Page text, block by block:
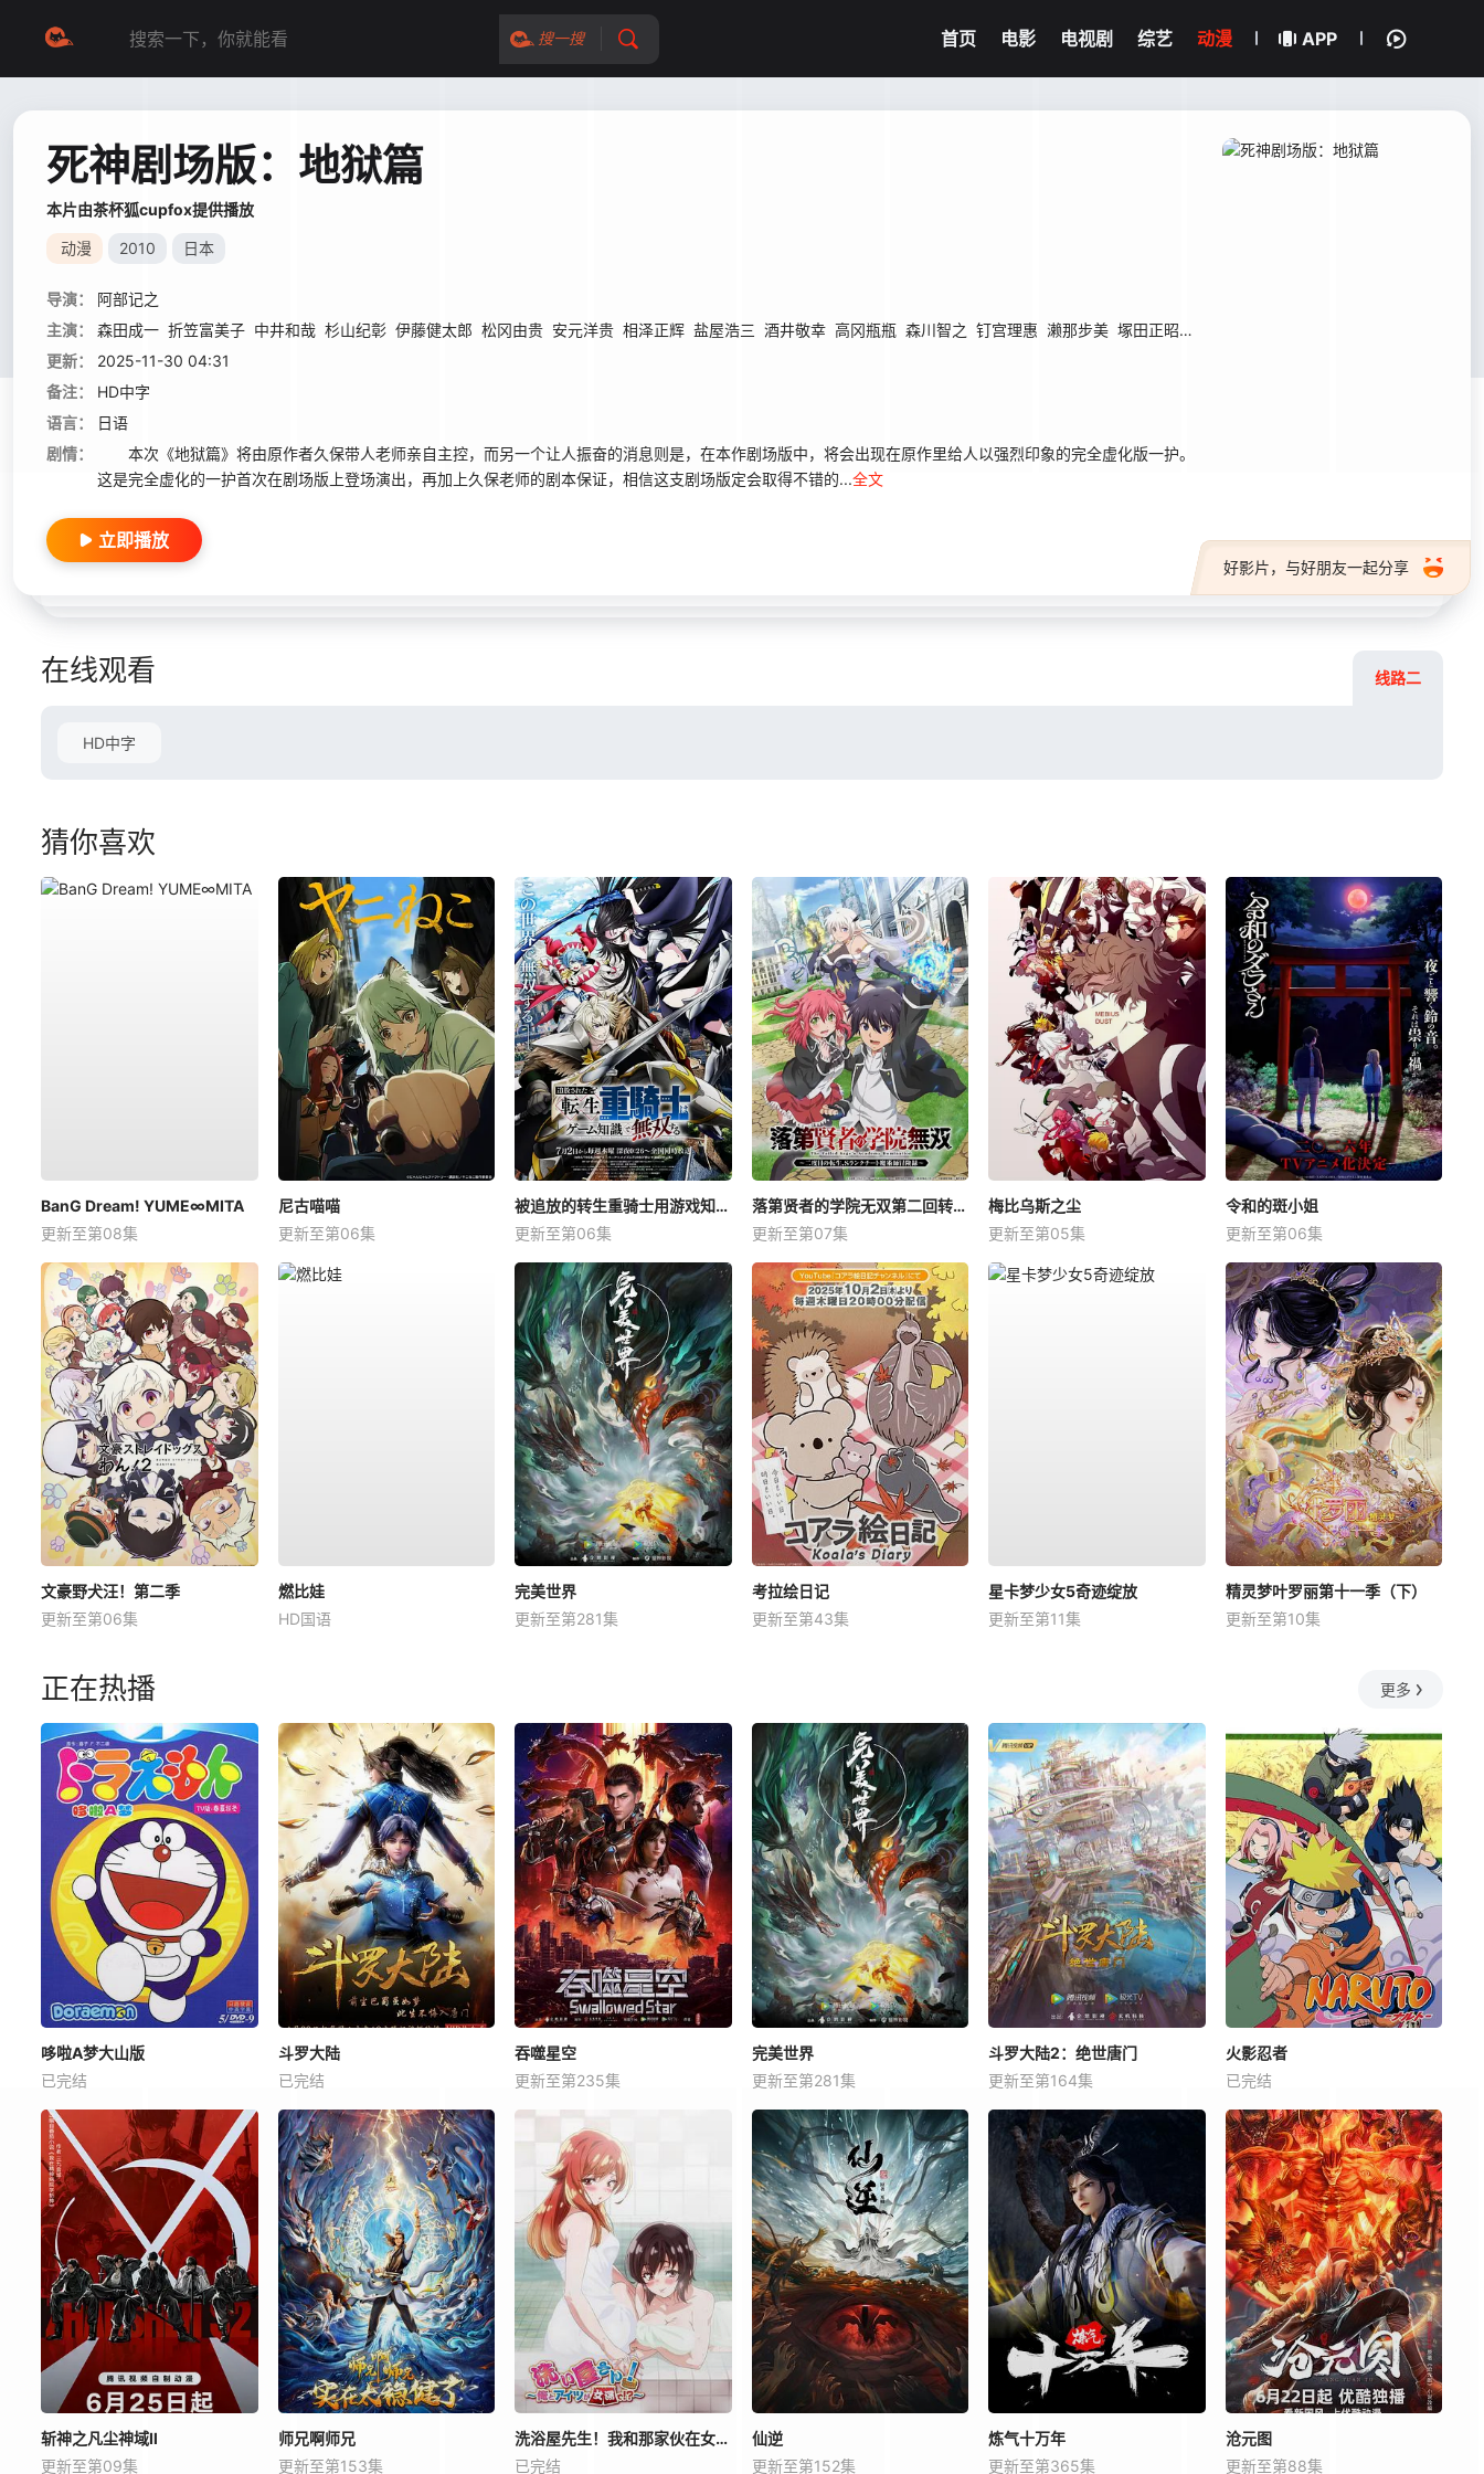
搜一搜 首页 电影 电视剧 综艺 动漫 APP
死神剧场版：地狱篇
本片由茶杯狐cupfox提供播放
动漫 2010 日本
导演：
阿部记之
主演：
森田成一 折笠富美子 中井和哉 杉山纪彰 伊藤健太郎 松冈由贵 安元洋贵 相泽正辉 盐屋浩三 酒井敬幸 高冈瓶瓶 森川智之 钉宫理惠 濑那步美 塚田正昭 置鲇龙太郎
更新：
2025-11-30 04:31
备注：
HD中字
语言：
日语
剧情：
本次《地狱篇》将由原作者久保带人老师亲自主控，而另一个让人振奋的消息则是，在本作剧场版中，将会出现在原作里给人以强烈印象的完全虚化版一护。
这是完全虚化的一护首次在剧场版上登场演出，再加上久保老师的剧本保证，相信这支剧场版定会取得不错的...全文
好影片，与好朋友一起分享
立即播放
在线观看 线路二
HD中字
猜你喜欢
BanG Dream! YUME∞MITA
更新至第08集
尼古喵喵
更新至第06集
被追放的转生重骑士用游戏知识开无双
更新至第06集
落第贤者的学院无双第二回转生，S等级作弊魔术师冒险记
更新至第07集
梅比乌斯之尘
更新至第05集
令和的斑小姐
更新至第06集
文豪野犬汪！第二季
更新至第06集
燃比娃
HD国语
完美世界
更新至第281集
考拉绘日记
更新至第43集
星卡梦少女5奇迹绽放
更新至第11集
精灵梦叶罗丽第十一季（下）
更新至第10集
正在热播 更多
哆啦A梦大山版
已完结
斗罗大陆
已完结
吞噬星空
更新至第235集
完美世界
更新至第281集
斗罗大陆2：绝世唐门
更新至第164集
火影忍者
已完结
斩神之凡尘神域Ⅱ
更新至第09集
师兄啊师兄
更新至第153集
洗浴屋先生！我和那家伙在女浴池！？
已完结
仙逆
更新至第152集
炼气十万年
更新至第365集
沧元图
更新至第88集